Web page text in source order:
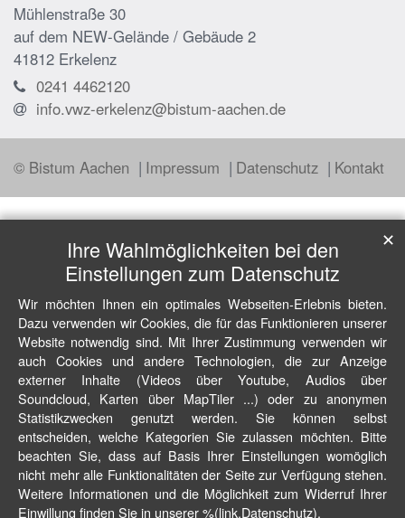
Mühlenstraße 30
auf dem NEW-Gelände / Gebäude 2
41812 Erkelenz
0241 4462120
info.vwz-erkelenz@bistum-aachen.de
© Bistum Aachen Impressum Datenschutz Kontakt
Ihre Wahlmöglichkeiten bei den
Einstellungen zum Datenschutz
Wir möchten Ihnen ein optimales Webseiten-Erlebnis bieten.
Dazu verwenden wir Cookies, die für das Funktionieren unserer
Website notwendig sind. Mit Ihrer Zustimmung verwenden wir
auch Cookies und andere Technologien, die zur Anzeige
externer Inhalte (Videos über Youtube, Audios über
Soundcloud, Karten über MapTiler ...) oder zu anonymen
Statistikzwecken genutzt werden. Sie können selbst
entscheiden, welche Kategorien Sie zulassen möchten. Bitte
beachten Sie, dass auf Basis Ihrer Einstellungen womöglich
nicht mehr alle Funktionalitäten der Seite zur Verfügung stehen.
Weitere Informationen und die Möglichkeit zum Widerruf Ihrer
Einwillung finden Sie in unserer %(link.Datenschutz).
✕